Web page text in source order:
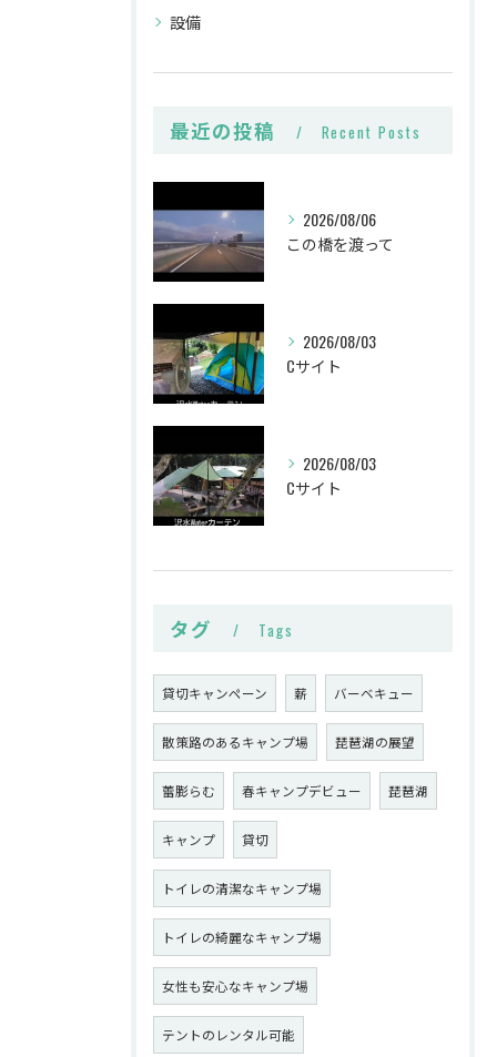
設備
最近の投稿 Recent Posts
2026/08/06
この橋を渡って
2026/08/03
Cサイト
2026/08/03
Cサイト
タグ Tags
貸切キャンペーン 薪 バーベキュー
散策路のあるキャンプ場 琵琶湖の展望
蕾膨らむ 春キャンプデビュー 琵琶湖
キャンプ 貸切
トイレの清潔なキャンプ場
トイレの綺麗なキャンプ場
女性も安心なキャンプ場
テントのレンタル可能